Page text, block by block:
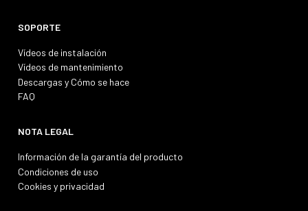
SOPORTE
Vídeos de instalación
Vídeos de mantenimiento
Descargas y Cómo se hace
FAQ
NOTA LEGAL
Información de la garantía del producto
Condiciones de uso
Cookies y privacidad